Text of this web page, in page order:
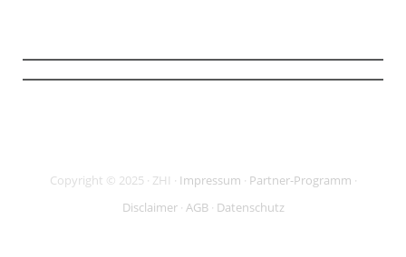
Copyright © 2025 · ZHI · Impressum · Partner-Programm ·
Disclaimer· AGB· Datenschutz